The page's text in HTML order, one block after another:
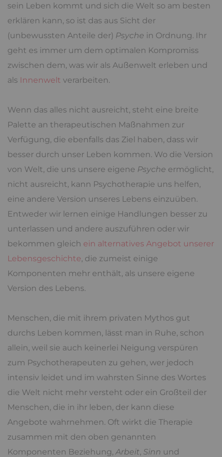
sein Leben kommt und sich die Welt so am besten
erklären kann, so ist das aus Sicht der
(unbewussten Anteile der) Psyche in Ordnung. Ihr
geht es immer um dem optimalen Kompromiss
zwischen dem, was wir als Außenwelt erleben und
als Innenwelt verarbeiten.
Wenn das alles nicht ausreicht, steht eine breite
Palette an therapeutischen Maßnahmen zur
Verfügung, die ebenfalls das Ziel haben, dass wir
besser durch unser Leben kommen. Wo die Version
von Welt, die uns unsere eigene Psyche ermöglicht,
nicht ausreicht, kann Psychotherapie uns helfen,
eine andere Version unseres Lebens einzuüben.
Entweder wir lernen einige Handlungen besser zu
unterlassen und andere auszuführen oder wir
bekommen gleich ein alternatives Angebot unserer
Lebensgeschichte, die zumeist einige
Komponenten mehr enthält, als unsere eigene
Version des Lebens.
Menschen, die mit ihrem privaten Mythos gut
durchs Leben kommen, lässt man in Ruhe, schon
allein, weil sie auch keinerlei Neigung verspüren
zum Psychotherapeuten zu gehen, wer jedoch
intensiv leidet und im wahrsten Sinne des Wortes
die Welt nicht mehr versteht oder ein Großteil der
Menschen, die in ihr leben, der kann diese
Angebote wahrnehmen. Oft wirkt die Therapie
zusammen mit den oben genannten
Komponenten Beziehung,Arbeit, Sinn und